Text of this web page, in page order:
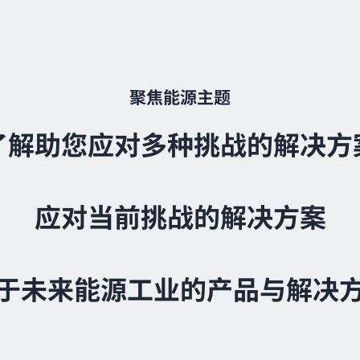
聚焦能源主题
解助您应对多种挑战的解决方
应对当前挑战的解决方案
未来能源工业的产品与解决